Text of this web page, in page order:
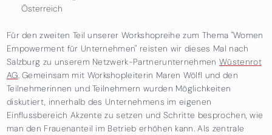
Österreich
Für den zweiten Teil unserer Workshopreihe zum Thema "Women
Empowerment für Unternehmen" reisten wir dieses Mal nach
Salzburg zu unserem Netzwerk-Partnerunternehmen Wüstenrot
AG. Gemeinsam mit Workshopleiterin Maren Wölfl und den
Teilnehmerinnen und Teilnehmern wurden Möglichkeiten
diskutiert, innerhalb des Unternehmens im eigenen
Einflussbereich Akzente zu setzen und Schritte besprochen, wie
man den Frauenanteil im Betrieb erhöhen kann. Als zentrale